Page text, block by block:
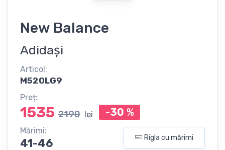
New Balance
Adidași
Articol:
M520LG9
Preț:
1535 2190 lei -30 %
Mărimi:
41-46 Rigla cu mărimi